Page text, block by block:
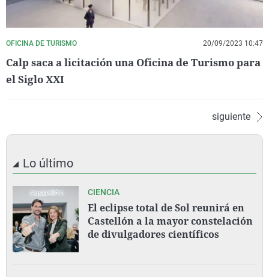
OFICINA DE TURISMO 20/09/2023 10:47
Calp saca a licitación una Oficina de Turismo para
el Siglo XXI
siguiente
Lo último
CIENCIA
El eclipse total de Sol reunirá en
Castellón a la mayor constelación
de divulgadores científicos